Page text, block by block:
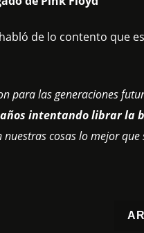
de lo contento que
para las generaciones
intentando librar la
cosas lo mejor que